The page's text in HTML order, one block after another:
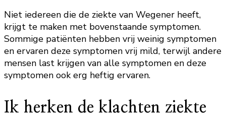
Niet iedereen die de ziekte van Wegener heeft,
krijgt te maken met bovenstaande symptomen.
Sommige patiënten hebben vrij weinig symptomen
en ervaren deze symptomen vrij mild, terwijl andere
mensen last krijgen van alle symptomen en deze
symptomen ook erg heftig ervaren.
Ik herken de klachten ziekte